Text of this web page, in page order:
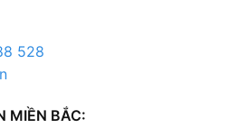
528
MIỀN BẮC: